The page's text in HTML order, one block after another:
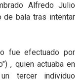
Alfredo Julio
de bala tras intentar
fue efectuado por
, quien actuaba en
tercer individuo